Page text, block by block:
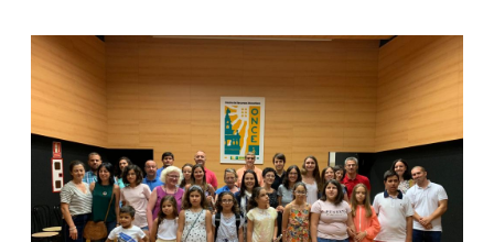
musa, o yo, la peor de todas’, sobre textos de sor
Juana Inés de la Cruz. Mientras que el actor de
Orozú, de Cádiz, Josema Gómez, interpretó
versos de la religiosa mexicana ante la Reina
Letizia en el acto de entrega de los Premios al
Festival manchego por su apuesta por la cultura
inclusiva.